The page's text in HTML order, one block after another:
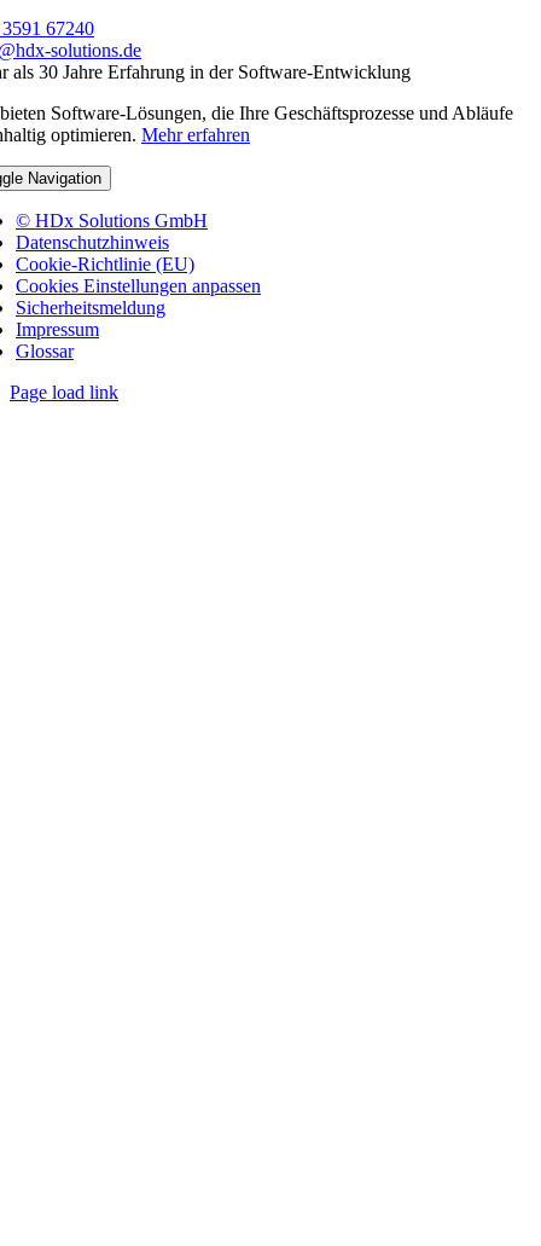
67240
solutions.de
als 30 Jahre Erfahrung in der Software-Entwicklung
Software-Lösungen, die Ihre Geschäftsprozesse und Abläufe
optimieren. Mehr erfahren
Navigation
© HDx Solutions GmbH
Datenschutzhinweis
Cookie-Richtlinie (EU)
Cookies Einstellungen anpassen
Sicherheitsmeldung
Impressum
Glossar
Page load link